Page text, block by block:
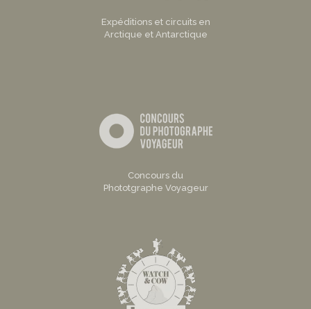
Expéditions et circuits en
Arctique et Antarctique
Concours du
Phototgraphe Voyageur